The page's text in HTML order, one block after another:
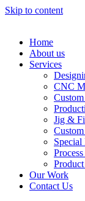
Skip to content
Home
About us
Services
CNC
Jig &
Custom
Our Work
Contact Us